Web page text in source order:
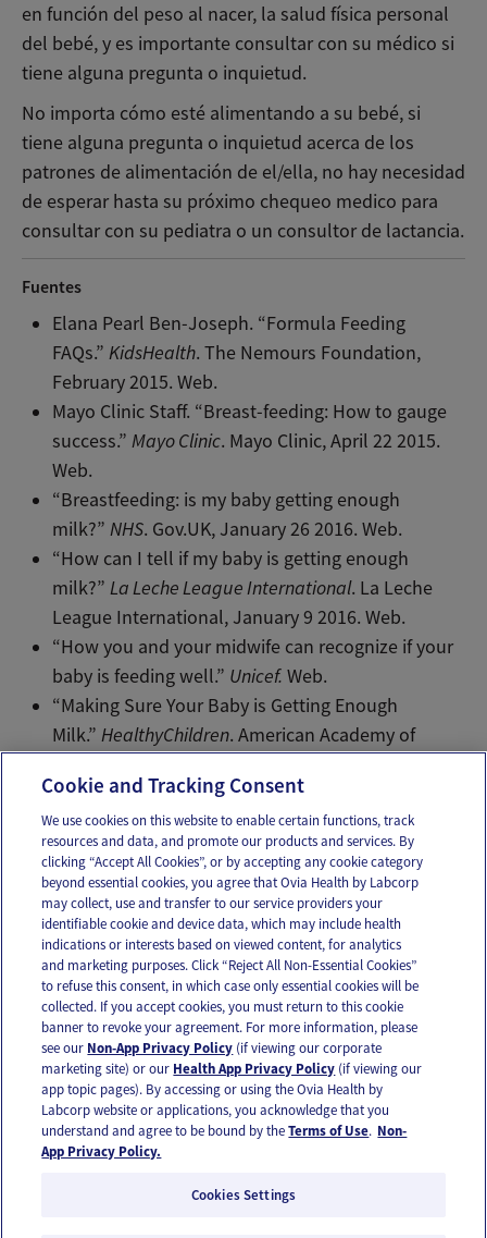
en función del peso al nacer, la salud física personal
del bebé, y es importante consultar con su médico si
tiene alguna pregunta o inquietud.
No importa cómo esté alimentando a su bebé, si
tiene alguna pregunta o inquietud acerca de los
patrones de alimentación de el/ella, no hay necesidad
de esperar hasta su próximo chequeo medico para
consultar con su pediatra o un consultor de lactancia.
Fuentes
Elana Pearl Ben-Joseph. “Formula Feeding
FAQs.”KidsHealth. The Nemours Foundation,
February 2015. Web.
Mayo Clinic Staff. “Breast-feeding: How to gauge
success.”Mayo Clinic. Mayo Clinic, April 22 2015.
Web.
“Breastfeeding: is my baby getting enough
milk?”NHS. Gov.UK, January 26 2016. Web.
“How can I tell if my baby is getting enough
milk?”La Leche League International. La Leche
League International, January 9 2016. Web.
“How you and your midwife can recognize if your
baby is feeding well.” Unicef. Web.
“Making Sure Your Baby is Getting Enough
Milk.”HealthyChildren. American Academy of
Email Text
OUR APPS
FOLLOW US
Cookie and Tracking Consent
We use cookies on this website to enable certain functions, track
resources and data, and promote our products and services. By
clicking “Accept All Cookies”, or by accepting any cookie category
beyond essential cookies, you agree that Ovia Health by Labcorp
may collect, use and transfer to our service providers your
identifiable cookie and device data, which may include health
indications or interests based on viewed content, for analytics
and marketing purposes. Click “Reject All Non-Essential Cookies”
to refuse this consent, in which case only essential cookies will be
collected. If you accept cookies, you must return to this cookie
banner to revoke your agreement. For more information, please
see our Non-App Privacy Policy (if viewing our corporate
marketing site) or our Health App Privacy Policy (if viewing our
app topic pages). By accessing or using the Ovia Health by
Labcorp website or applications, you acknowledge that you
understand and agree to be bound by theTerms of Use. Non-
App Privacy Policy.
Cookies Settings